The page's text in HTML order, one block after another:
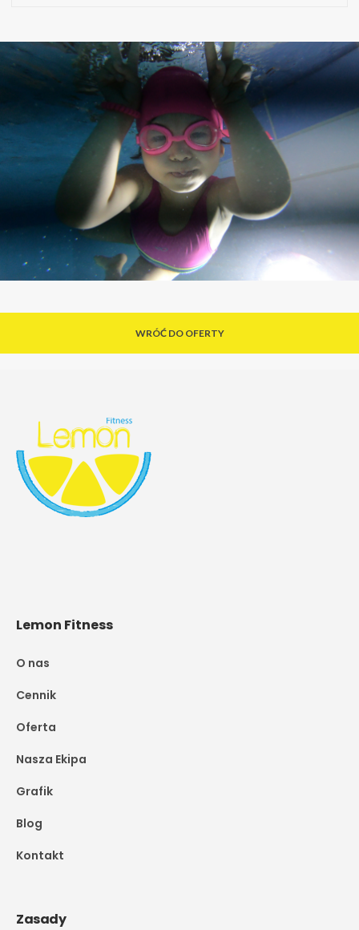
WRÓĆ DO OFERTY
Lemon Fitness
O nas
Cennik
Oferta
Nasza Ekipa
Grafik
Blog
Kontakt
Zasady